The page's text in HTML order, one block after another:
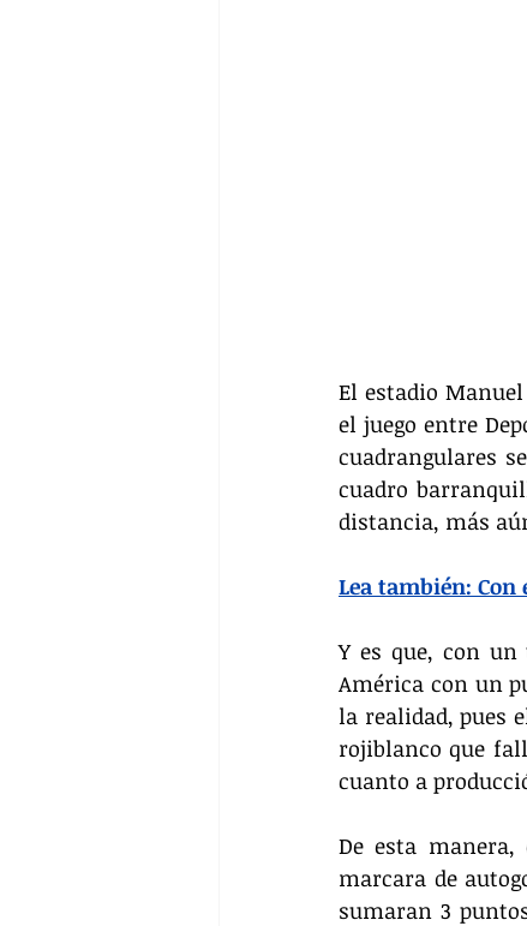
El estadio
el juego entre
cuadrangulares
cuadro
distancia, más
Lea también:
Y es que, con
América con un
la realidad, pues
rojiblanco que
cuanto a
De esta
marcara de
sumaran 3